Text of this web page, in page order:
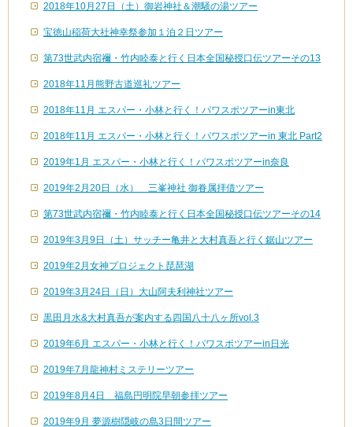
2018年10月27日（土）御岩神社＆潮騒の湯ツアー
宝徳山稲荷大社神幸祭参加１泊２日ツアー
第73世武内宿禰・竹内睦泰と行く日本全国秘授口伝ツアーその13
2018年11月熊野古道巡礼ツアー
2018年11月 エスパー・小林と行く！パワスポツアーin東北
2018年11月 エスパー・小林と行く！パワスポツアーin 東北 Part2
2019年1月 エスパー・小林と行く！パワスポツアーin奈良
2019年2月20日（水） 三峯神社 御眷属拝借ツアー
第73世武内宿禰・竹内睦泰と行く日本全国秘授口伝ツアーその14
2019年3月9日（土）サッチー亀井と大村真吾と行く鋸山ツアー
2019年2月女神プロジェクト琵琶湖
2019年3月24日（日）大山阿夫利神社ツアー
黒田月水&大村真吾が案内する四国八十八ヶ所vol.3
2019年6月 エスパー・小林と行く！パワスポツアーin日光
2019年7月龍神村ミステリーツアー
2019年8月4日 福島円明院早朝参拝ツアー
2019年9月 夢源樹隠岐の島3日間ツアー